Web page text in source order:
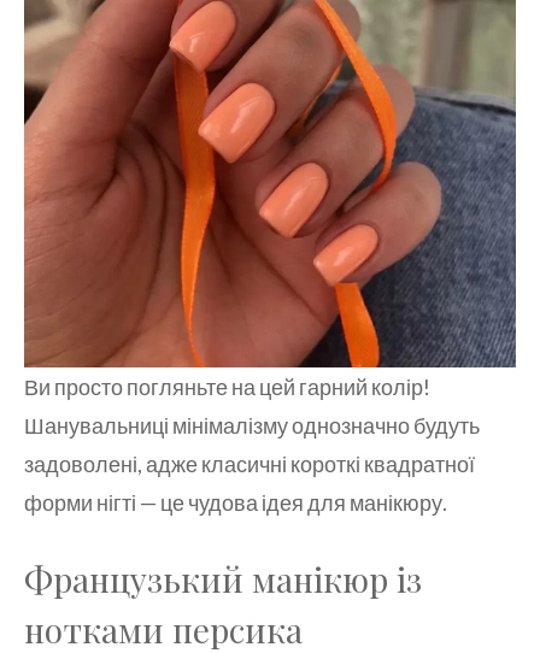
Ви просто погляньте на цей гарний колір!
Шанувальниці мінімалізму однозначно будуть
задоволені, адже класичні короткі квадратної
форми нігті — це чудова ідея для манікюру.
Французький манікюр із
нотками персика